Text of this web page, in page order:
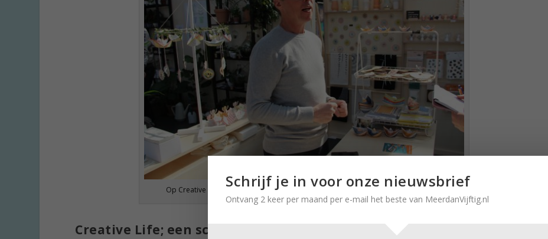
Op Creative Life vertellen deelnemers enthousiast over hun bijzondere producten.
Creative Life; een schatkamer
Schrijf je in voor onze nieuwsbrief
Ontvang 2 keer per maand per e-mail het beste van MeerdanVijftig.nl